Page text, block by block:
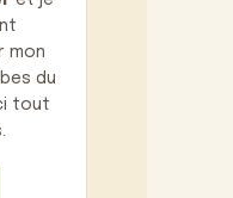
mon
du
tout